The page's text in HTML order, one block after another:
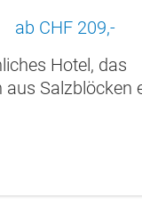
ab CHF 209,-
Hotel, das
aus Salzblöcken